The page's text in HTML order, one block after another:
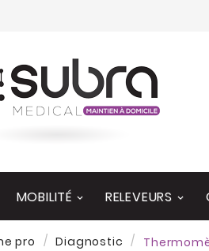
MOBILITÉ RELEVEURS
pro Diagnostic